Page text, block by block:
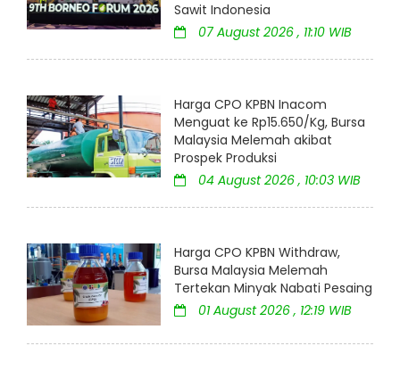
Sawit Indonesia
07 August 2026 , 11:10 WIB
Harga CPO KPBN Inacom
Menguat ke Rp15.650/Kg, Bursa
Malaysia Melemah akibat
Prospek Produksi
04 August 2026 , 10:03 WIB
Harga CPO KPBN Withdraw,
Bursa Malaysia Melemah
Tertekan Minyak Nabati Pesaing
01 August 2026 , 12:19 WIB